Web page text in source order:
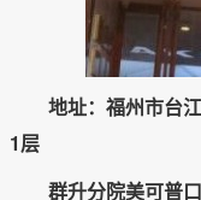
地址：福州市台
1层
群升分院美可普